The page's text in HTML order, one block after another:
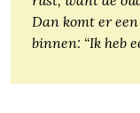
Dan komt er
binnen: “Ik heb